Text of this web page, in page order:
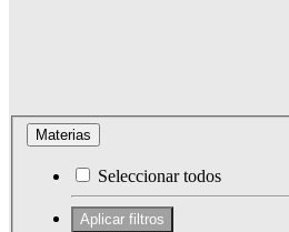
Materias
Seleccionar todos